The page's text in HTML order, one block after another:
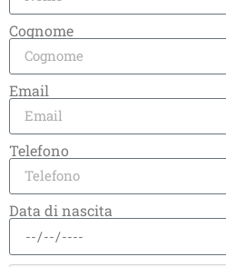
Acquista
Cognome
Email
Telefono
Data di nascita